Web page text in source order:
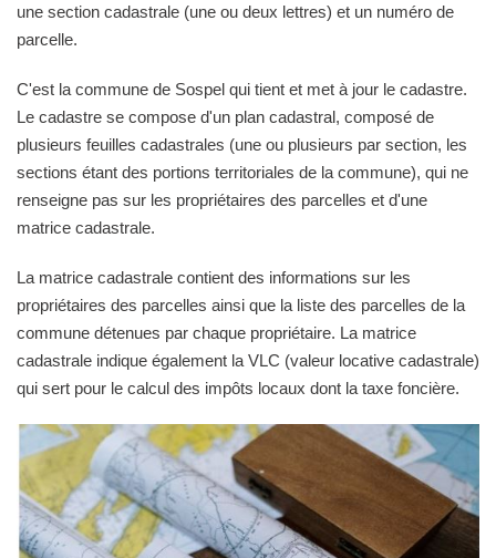
une section cadastrale (une ou deux lettres) et un numéro de
parcelle.
C'est la commune de Sospel qui tient et met à jour le cadastre.
Le cadastre se compose d'un plan cadastral, composé de
plusieurs feuilles cadastrales (une ou plusieurs par section, les
sections étant des portions territoriales de la commune), qui ne
renseigne pas sur les propriétaires des parcelles et d'une
matrice cadastrale.
La matrice cadastrale contient des informations sur les
propriétaires des parcelles ainsi que la liste des parcelles de la
commune détenues par chaque propriétaire. La matrice
cadastrale indique également la VLC (valeur locative cadastrale)
qui sert pour le calcul des impôts locaux dont la taxe foncière.